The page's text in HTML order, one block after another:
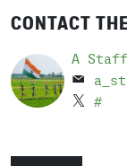
CONTACT
A Staff
#